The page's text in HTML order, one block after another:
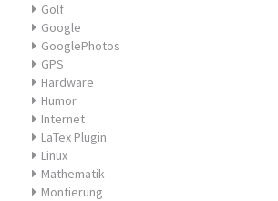
Golf
Google
GooglePhotos
GPS
Hardware
Humor
Internet
LaTex Plugin
Linux
Mathematik
Montierung